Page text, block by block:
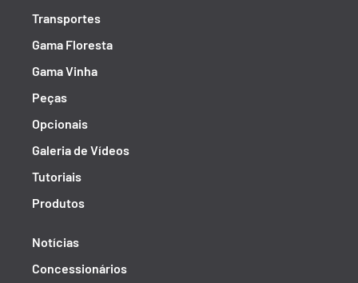
Transportes
Gama Floresta
Gama Vinha
Peças
Opcionais
Galeria de Vídeos
Tutoriais
Produtos
Notícias
Concessionários